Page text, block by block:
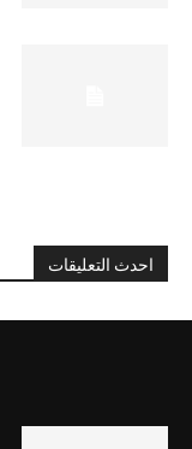
احدث التعليقات